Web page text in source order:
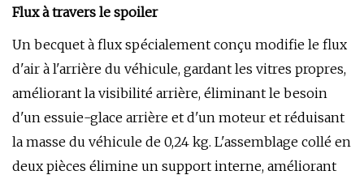
Flux à travers le spoiler
Un becquet à flux spécialement conçu modifie le flux
d'air à l'arrière du véhicule, gardant les vitres propres,
améliorant la visibilité arrière, éliminant le besoin
d'un essuie-glace arrière et d'un moteur et réduisant
la masse du véhicule de 0,24 kg. L'assemblage collé en
deux pièces élimine un support interne, améliorant